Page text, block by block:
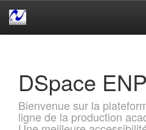
DSpace ENP
Bienvenue sur la
ligne de la production